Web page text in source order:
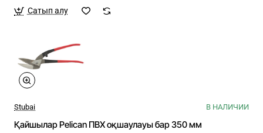
Сатып алу
Stubai В НАЛИЧИИ
Қайшылар Pelican ПВХ оқшаулауы бар 350 мм